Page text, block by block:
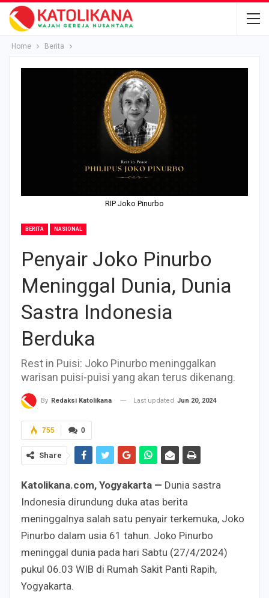
Home Berita
RIP Joko Pinurbo
BERITA NASIONAL
Penyair Joko Pinurbo
Meninggal Dunia, Dunia
Sastra Indonesia
Berduka
Rest in Puisi: Joko Pinurbo meninggalkan
warisan puisi-puisi yang akan terus dikenang.
By Redaksi Katolikana Last updated Jun 20, 2024
0
755
Share
Katolikana.com, Yogyakarta — Dunia sastra
Indonesia dirundung duka atas berita
meninggalnya salah satu penyair terkemuka, Joko
Pinurbo dalam usia 61 tahun. Joko Pinurbo
meninggal dunia pada hari Sabtu (27/4/2024)
pukul 06.03 WIB di Rumah Sakit Panti Rapih,
Yogyakarta.